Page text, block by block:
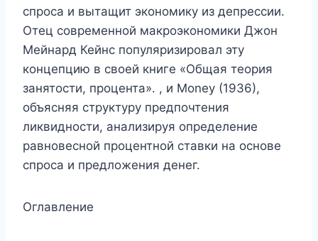
спроса и вытащит экономику из депрессии.
Отец современной макроэкономики Джон
Мейнард Кейнс популяризировал эту
концепцию в своей книге «Общая теория
занятости, процента». , и Money (1936),
объясняя структуру предпочтения
ликвидности, анализируя определение
равновесной процентной ставки на основе
спроса и предложения денег.
Оглавление